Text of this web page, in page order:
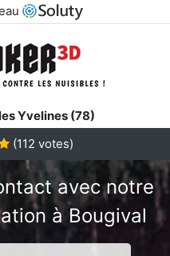
Yvelines (78)
(112 votes)
avec notre
à Bougival